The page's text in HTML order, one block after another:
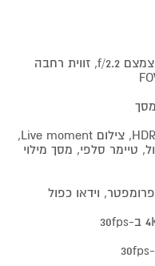
חיישן 32MP בגודל 1/3.42" עם מפתח צמצם f/2.2, זווית רחבה
תוכניות צילום סטילס מובנות: צילום HDR, צילום Live moment,
טיימר סלפי, מסך מילוי
וידאו כפול